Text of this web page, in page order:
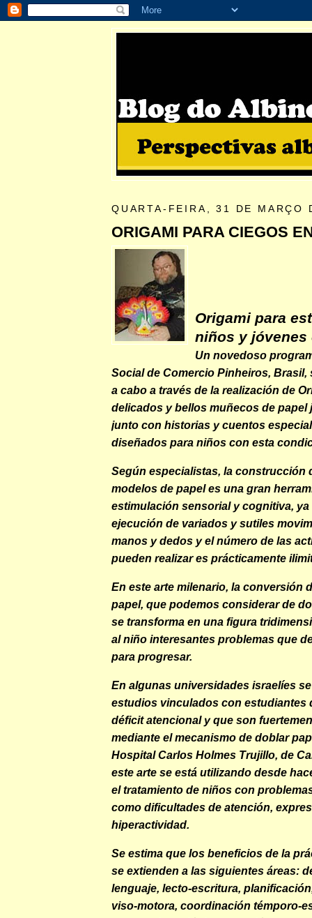
QUARTA-FEIRA, 31 DE MARÇO
ORIGAMI PARA CIEGOS
Origami para
niños y jóvenes
Un novedoso
Social de Comercio Pinheiros, Brasil,
a cabo a través de la realización de
delicados y bellos muñecos de papel
junto con historias y cuentos
diseñados para niños con esta
Según especialistas, la construcción
modelos de papel es una gran
estimulación sensorial y cognitiva, ya
ejecución de variados y sutiles
manos y dedos y el número de las
pueden realizar es prácticamente
En este arte milenario, la conversión
papel, que podemos considerar de
se transforma en una figura
al niño interesantes problemas que
para progresar.
En algunas universidades israelíes
estudios vinculados con estudiantes
déficit atencional y que son
mediante el mecanismo de doblar
Hospital Carlos Holmes Trujillo, de
este arte se está utilizando desde
el tratamiento de niños con
como dificultades de atención,
hiperactividad.
Se estima que los beneficios de la
se extienden a las siguientes áreas:
lenguaje, lecto-escritura,
viso-motora, coordinación témporo-